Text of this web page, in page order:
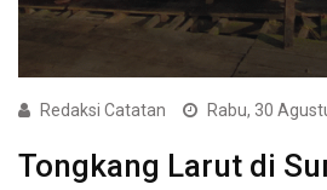
Redaksi Catatan Rabu, 30
Tongkang Larut di